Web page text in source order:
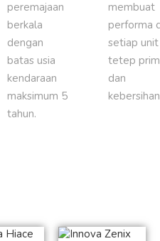
peremajaan
berkala
dengan
batas usia
kendaraan
maksimum 5
tahun.
membuat
performa
setiap unit
tetep
dan